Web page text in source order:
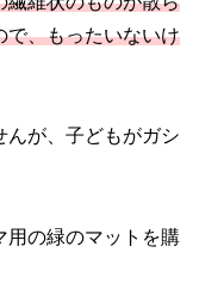
で、もったいないけ
んが、子どもがガシ
用の緑のマットを購